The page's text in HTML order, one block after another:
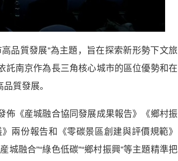
質發展”為主題，旨在探索新形勢下文旅
託南京作為長三角核心城市的區位優勢和在
質發展。
《産城融合協同發展成果報告》《鄉村振
兩份報告和《零碳景區創建與評價規範》
城融合”“綠色低碳”“鄉村振興”等主題精準把